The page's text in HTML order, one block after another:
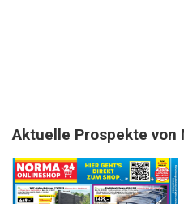
Aktuelle Prospekte von